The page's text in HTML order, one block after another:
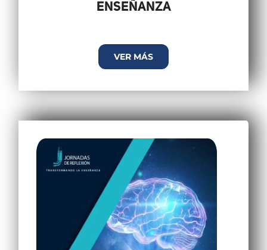
ENSEÑANZA​
VER MÁS